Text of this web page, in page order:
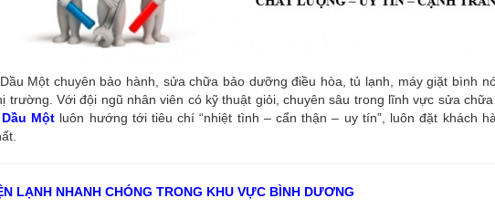
Một chuyên bảo hành, sửa chữa bảo dưỡng điều hòa, tủ lạnh, máy giặt bình
Với đội ngũ nhân viên có kỹ thuật giỏi, chuyên sâu trong lĩnh vực sửa
Một luôn hướng tới tiêu chí “nhiệt tình – cẩn thận – uy tín”, luôn đặt khách
LẠNH NHANH CHÓNG TRONG KHU VỰC BÌNH DƯƠNG